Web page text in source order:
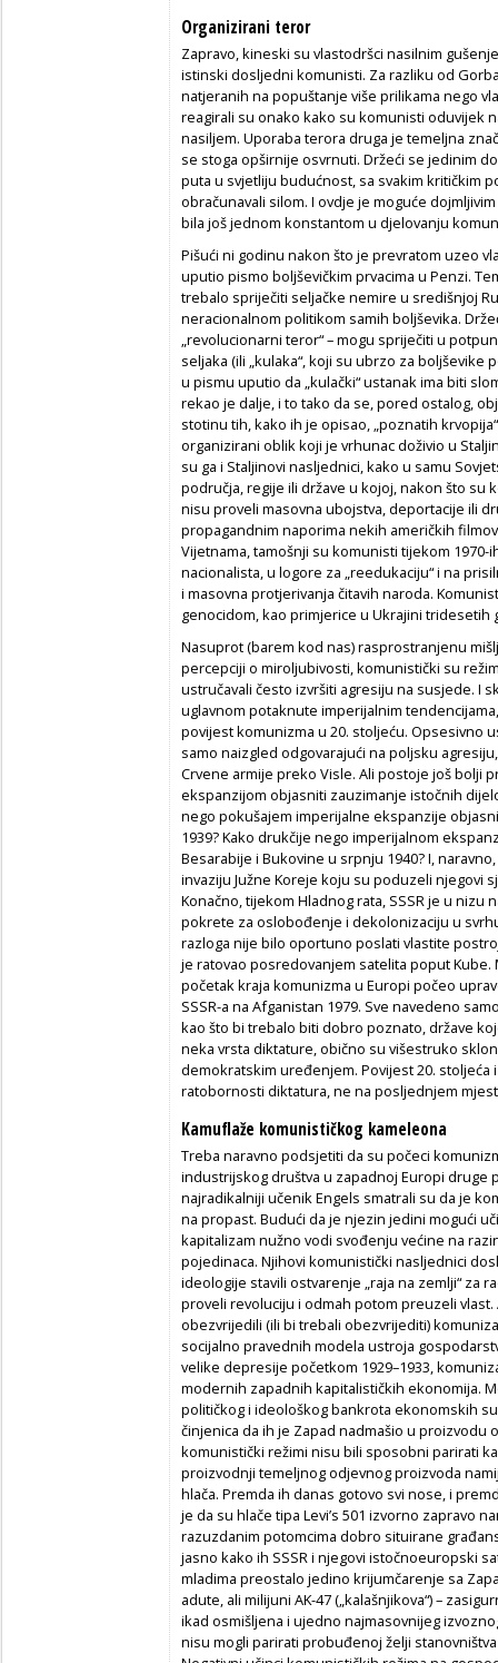
Organizirani teror
Zapravo, kineski su vlastodršci nasilnim
istinski dosljedni komunisti. Za razliku od
natjeranih na popuštanje više prilikama nego
reagirali su onako kako su komunisti oduvijek
nasiljem. Uporaba terora druga je temeljna
se stoga opširnije osvrnuti. Držeći se jedinim
puta u svjetliju budućnost, sa svakim kritičkim
obračunavali silom. I ovdje je moguće
bila još jednom konstantom u djelovanju
Pišući ni godinu nakon što je prevratom uzeo
uputio pismo boljševičkim prvacima u Penzi.
trebalo spriječiti seljačke nemire u središnjoj
neracionalnom politikom samih boljševika.
„revolucionarni teror“ – mogu spriječiti u
seljaka (ili „kulaka“, koji su ubrzo za
u pismu uputio da „kulački“ ustanak ima biti
rekao je dalje, i to tako da se, pored ostalog,
stotinu tih, kako ih je opisao, „poznatih
organizirani oblik koji je vrhunac doživio u
su ga i Staljinovi nasljednici, kako u samu
područja, regije ili države u kojoj, nakon što su
nisu proveli masovna ubojstva, deportacije ili
propagandnim naporima nekih američkih
Vijetnama, tamošnji su komunisti tijekom
nacionalista, u logore za „reedukaciju“ i na
i masovna protjerivanja čitavih naroda.
genocidom, kao primjerice u Ukrajini tridesetih
Nasuprot (barem kod nas) rasprostranjenu
percepciji o miroljubivosti, komunistički su
ustručavali često izvršiti agresiju na susjede. I
uglavnom potaknute imperijalnim
povijest komunizma u 20. stoljeću. Opsesivno
samo naizgled odgovarajući na poljsku
Crvene armije preko Visle. Ali postoje još bolji
ekspanzijom objasniti zauzimanje istočnih
nego pokušajem imperijalne ekspanzije
1939? Kako drukčije nego imperijalnom
Besarabije i Bukovine u srpnju 1940? I,
invaziju Južne Koreje koju su poduzeli njegovi
Konačno, tijekom Hladnog rata, SSSR je u
pokrete za oslobođenje i dekolonizaciju u
razloga nije bilo oportuno poslati vlastite
je ratovao posredovanjem satelita poput
početak kraja komunizma u Europi počeo
SSSR-a na Afganistan 1979. Sve navedeno
kao što bi trebalo biti dobro poznato, države
neka vrsta diktature, obično su višestruko
demokratskim uređenjem. Povijest 20.
ratobornosti diktatura, ne na posljednjem
Kamuflaže komunističkog kameleona
Treba naravno podsjetiti da su počeci
industrijskog društva u zapadnoj Europi druge
najradikalniji učenik Engels smatrali su da je
na propast. Budući da je njezin jedini mogući
kapitalizam nužno vodi svođenju većine na
pojedinaca. Njihovi komunistički nasljednici
ideologije stavili ostvarenje „raja na zemlji“ za
proveli revoluciju i odmah potom preuzeli
obezvrijedili (ili bi trebali obezvrijediti)
socijalno pravednih modela ustroja
velike depresije početkom 1929–1933,
modernih zapadnih kapitalističkih ekonomija.
političkog i ideološkog bankrota ekonomskih
činjenica da ih je Zapad nadmašio u proizvodu
komunistički režimi nisu bili sposobni parirati
proizvodnji temeljnog odjevnog proizvoda
hlača. Premda ih danas gotovo svi nose, i
je da su hlače tipa Levi’s 501 izvorno zapravo
razuzdanim potomcima dobro situirane
jasno kako ih SSSR i njegovi istočnoeuropski
mladima preostalo jedino krijumčarenje sa
adute, ali milijuni AK-47 („kalašnjikova“) –
ikad osmišljena i ujedno najmasovnijeg
nisu mogli parirati probuđenoj želji